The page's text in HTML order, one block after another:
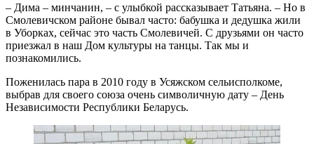
– Дима – минчанин, – с улыбкой рассказывает Татьяна. – Но в
Смолевичском районе бывал часто: бабушка и дедушка жили
в Уборках, сейчас это часть Смолевичей. С друзьями он часто
приезжал в наш Дом культуры на танцы. Так мы и
познакомились.
Поженилась пара в 2010 году в Усяжском сельисполкоме,
выбрав для своего союза очень символичную дату – День
Независимости Республики Беларусь.